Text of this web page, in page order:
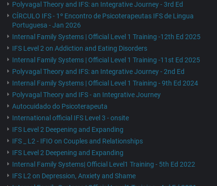
Polyvagal Theory and IFS: an Integrative Journey - 3rd Ed
CÍRCULO IFS - 1º Encontro de Psicoterapeutas IFS de Lingua
Portuguesa - Jan 2026
Internal Family Systems | Official Level 1 Training -12th Ed 2025
IFS Level 2 on Addiction and Eating Disorders
Internal Family Systems | Official Level 1 Training -11st Ed 2025
Polyvagal Theory and IFS: an Integrative Journey - 2nd Ed
Internal Family Systems | Official Level 1 Training - 9th Ed 2024
Polyvagal Theory and IFS - an Integrative Journey
Autocuidado do Psicoterapeuta
International official IFS Level 3 - onsite
IFS Level 2 Deepening and Expanding
IFS _ L2 - IFIO on Couples and Relationships
IFS Level 2 Deepening and Expanding
Internal Family Systems| Official Level1 Training - 5th Ed 2022
IFS L2 on Depression, Anxiety and Shame